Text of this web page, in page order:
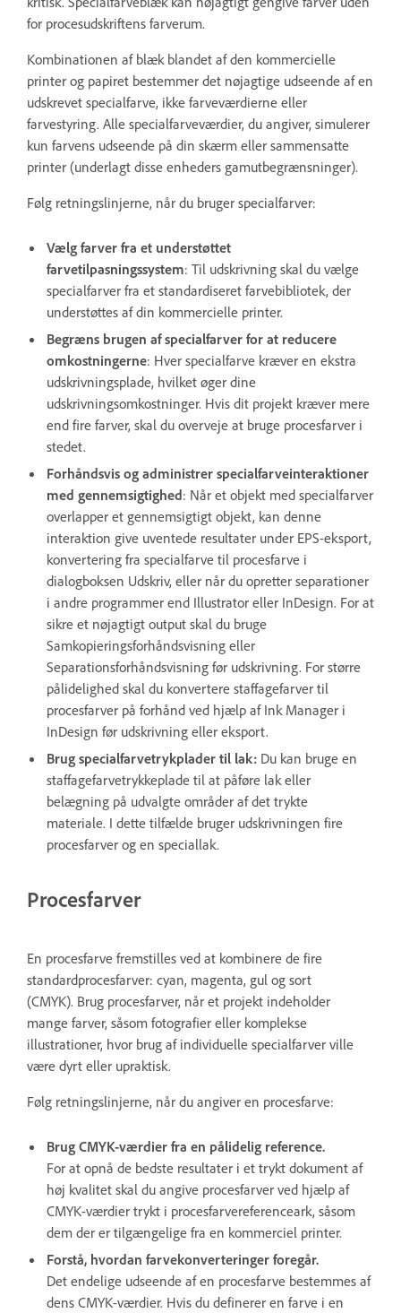
for procesudskriftens farverum.
Kombinationen af blæk blandet af den kommercielle
printer og papiret bestemmer det nøjagtige udseende af en
udskrevet specialfarve, ikke farveværdierne eller
farvestyring. Alle specialfarveværdier, du angiver, simulerer
kun farvens udseende på din skærm eller sammensatte
printer (underlagt disse enheders gamutbegrænsninger).
Følg retningslinjerne, når du bruger specialfarver:
Vælg farver fra et understøttet
farvetilpasningssystem: Til udskrivning skal du vælge
specialfarver fra et standardiseret farvebibliotek, der
understøttes af din kommercielle printer.
Begræns brugen af specialfarver for at reducere
omkostningerne: Hver specialfarve kræver en ekstra
udskrivningsplade, hvilket øger dine
udskrivningsomkostninger. Hvis dit projekt kræver mere
end fire farver, skal du overveje at bruge procesfarver i
stedet.
Forhåndsvis og administrer specialfarveinteraktioner
med gennemsigtighed: Når et objekt med specialfarver
overlapper et gennemsigtigt objekt, kan denne
interaktion give uventede resultater under EPS-eksport,
konvertering fra specialfarve til procesfarve i
dialogboksen Udskriv, eller når du opretter separationer
i andre programmer end Illustrator eller InDesign. For at
sikre et nøjagtigt output skal du bruge
Samkopieringsforhåndsvisning eller
Separationsforhåndsvisning før udskrivning. For større
pålidelighed skal du konvertere staffagefarver til
procesfarver på forhånd ved hjælp af Ink Manager i
InDesign før udskrivning eller eksport.
Brug specialfarvetrykplader til lak: Du kan bruge en
staffagefarvetrykkeplade til at påføre lak eller
belægning på udvalgte områder af det trykte
materiale. I dette tilfælde bruger udskrivningen fire
procesfarver og en speciallak.
Procesfarver
En procesfarve fremstilles ved at kombinere de fire
standardprocesfarver: cyan, magenta, gul og sort
(CMYK). Brug procesfarver, når et projekt indeholder
mange farver, såsom fotografier eller komplekse
illustrationer, hvor brug af individuelle specialfarver ville
være dyrt eller upraktisk.
Følg retningslinjerne, når du angiver en procesfarve:
Brug CMYK-værdier fra en pålidelig reference.
For at opnå de bedste resultater i et trykt dokument af
høj kvalitet skal du angive procesfarver ved hjælp af
CMYK-værdier trykt i procesfarvereferenceark, såsom
dem der er tilgængelige fra en kommerciel printer.
Forstå, hvordan farvekonverteringer foregår.
Det endelige udseende af en procesfarve bestemmes af
dens CMYK-værdier. Hvis du definerer en farve i en